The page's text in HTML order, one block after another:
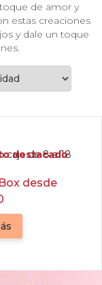
de amor y
estas creaciones
y dale un toque
destacado
caja de 8 a 18
desde